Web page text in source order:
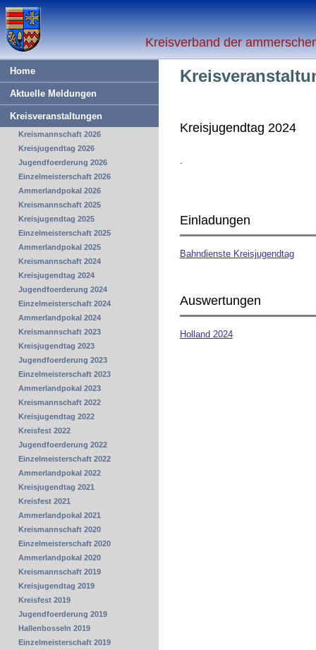
Kreisverband der
Kreisjugendtag 2024
Einladungen
Bahndienste Kreisjugendtag
Auswertungen
Holland 2024
Home
Aktuelle Meldungen
Kreisveranstaltungen
Kreismannschaft 2026
Kreisjugendtag 2026
Jugendfoerderung 2026
Einzelmeisterschaft 2026
Ammerlandpokal 2026
Kreismannschaft 2025
Kreisjugendtag 2025
Einzelmeisterschaft 2025
Ammerlandpokal 2025
Kreismannschaft 2024
Kreisjugendtag 2024
Jugendfoerderung 2024
Einzelmeisterschaft 2024
Ammerlandpokal 2024
Kreismannschaft 2023
Kreisjugendtag 2023
Jugendfoerderung 2023
Einzelmeisterschaft 2023
Ammerlandpokal 2023
Kreismannschaft 2022
Kreisjugendtag 2022
Kreisfest 2022
Jugendfoerderung 2022
Einzelmeisterschaft 2022
Ammerlandpokal 2022
Kreisjugendtag 2021
Kreisfest 2021
Ammerlandpokal 2021
Kreismannschaft 2020
Einzelmeisterschaft 2020
Ammerlandpokal 2020
Kreismannschaft 2019
Kreisjugendtag 2019
Kreisfest 2019
Jugendfoerderung 2019
Hallenbosseln 2019
Einzelmeisterschaft 2019